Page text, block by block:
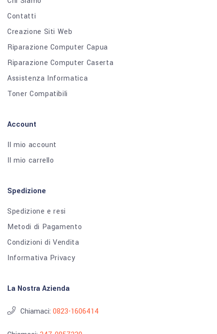
Contatti
Creazione Siti Web
Riparazione Computer Capua
Riparazione Computer Caserta
Assistenza Informatica
Toner Compatibili
Account
Il mio account
Il mio carrello
Spedizione
Spedizione e resi
Metodi di Pagamento
Condizioni di Vendita
Informativa Privacy
La Nostra Azienda
Chiamaci: 0823-1606414